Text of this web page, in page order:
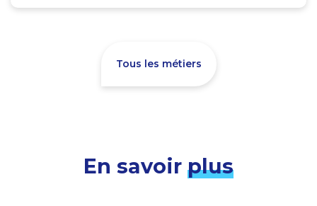
Tous les métiers
En savoir plus